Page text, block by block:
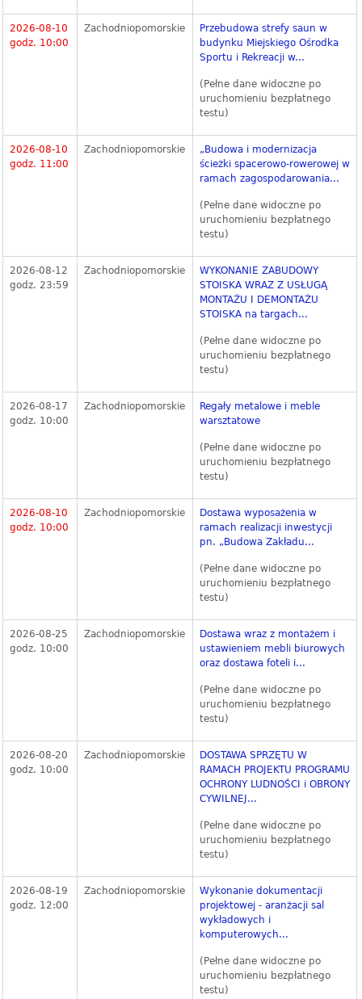
2026-08-10
godz. 10:00
Zachodniopomorskie
Przebudowa strefy saun w
budynku Miejskiego Ośrodka
Sportu i Rekreacji w...
(Pełne dane widoczne po
uruchomieniu bezpłatnego
testu)
2026-08-10
godz. 11:00
Zachodniopomorskie
„Budowa i modernizacja
ścieżki spacerowo-rowerowej w
ramach zagospodarowania...
(Pełne dane widoczne po
uruchomieniu bezpłatnego
testu)
2026-08-12
godz. 23:59
Zachodniopomorskie
WYKONANIE ZABUDOWY
STOISKA WRAZ Z USŁUGĄ
MONTAŻU I DEMONTAŻU
STOISKA na targach...
(Pełne dane widoczne po
uruchomieniu bezpłatnego
testu)
2026-08-17
godz. 10:00
Zachodniopomorskie
Regały metalowe i meble
warsztatowe
(Pełne dane widoczne po
uruchomieniu bezpłatnego
testu)
2026-08-10
godz. 10:00
Zachodniopomorskie
Dostawa wyposażenia w
ramach realizacji inwestycji
pn. „Budowa Zakładu...
(Pełne dane widoczne po
uruchomieniu bezpłatnego
testu)
2026-08-25
godz. 10:00
Zachodniopomorskie
Dostawa wraz z montażem i
ustawieniem mebli biurowych
oraz dostawa foteli i...
(Pełne dane widoczne po
uruchomieniu bezpłatnego
testu)
2026-08-20
godz. 10:00
Zachodniopomorskie
DOSTAWA SPRZĘTU W
RAMACH PROJEKTU PROGRAMU
OCHRONY LUDNOŚCI i OBRONY
CYWILNEJ...
(Pełne dane widoczne po
uruchomieniu bezpłatnego
testu)
2026-08-19
godz. 12:00
Zachodniopomorskie
Wykonanie dokumentacji
projektowej - aranżacji sal
wykładowych i
komputerowych...
(Pełne dane widoczne po
uruchomieniu bezpłatnego
testu)